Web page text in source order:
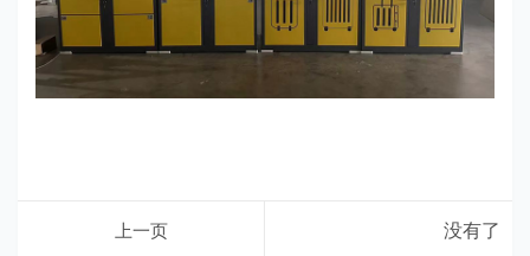
上一页 没有了